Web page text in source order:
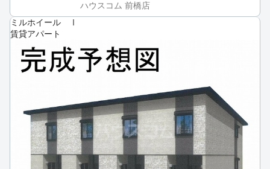
ハウスコム 前橋店
ミルホイール Ⅰ
賃貸アパート